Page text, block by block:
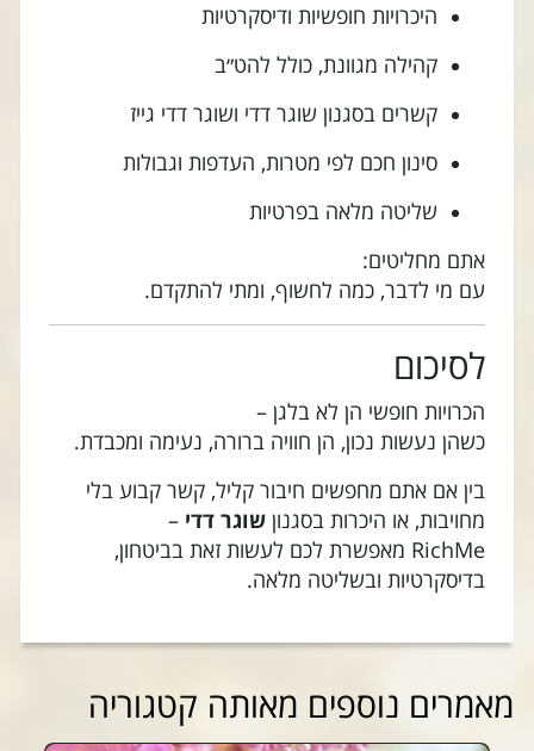
היכרויות חופשיות ודיסקרטיות
קהילה מגוונת, כולל להט״ב
קשרים בסגנון שוגר דדי ושוגר דדי גייז
סינון חכם לפי מטרות, העדפות וגבולות
שליטה מלאה בפרטיות
אתם מחליטים:
עם מי לדבר, כמה לחשוף, ומתי להתקדם.
לסיכום
הכרויות חופשי הן לא בלגן –
כשהן נעשות נכון, הן חוויה ברורה, נעימה ומכבדת.
בין אם אתם מחפשים חיבור קליל, קשר קבוע בלי
מחויבות, או היכרות בסגנון שוגר דדי –
RichMe מאפשרת לכם לעשות זאת בביטחון,
בדיסקרטיות ובשליטה מלאה.
מאמרים נוספים מאותה קטגוריה